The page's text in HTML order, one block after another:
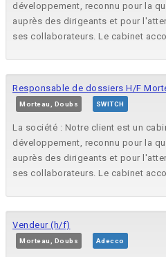
développement, reconnu pour la
auprès des dirigeants et pour
ses collaborateurs. Le cabinet
Responsable de dossiers H/F
Morteau, Doubs SWITCH
La société : Notre client est un
développement, reconnu pour la
auprès des dirigeants et pour
ses collaborateurs. Le cabinet
Vendeur (h/f)
Morteau, Doubs Adecco